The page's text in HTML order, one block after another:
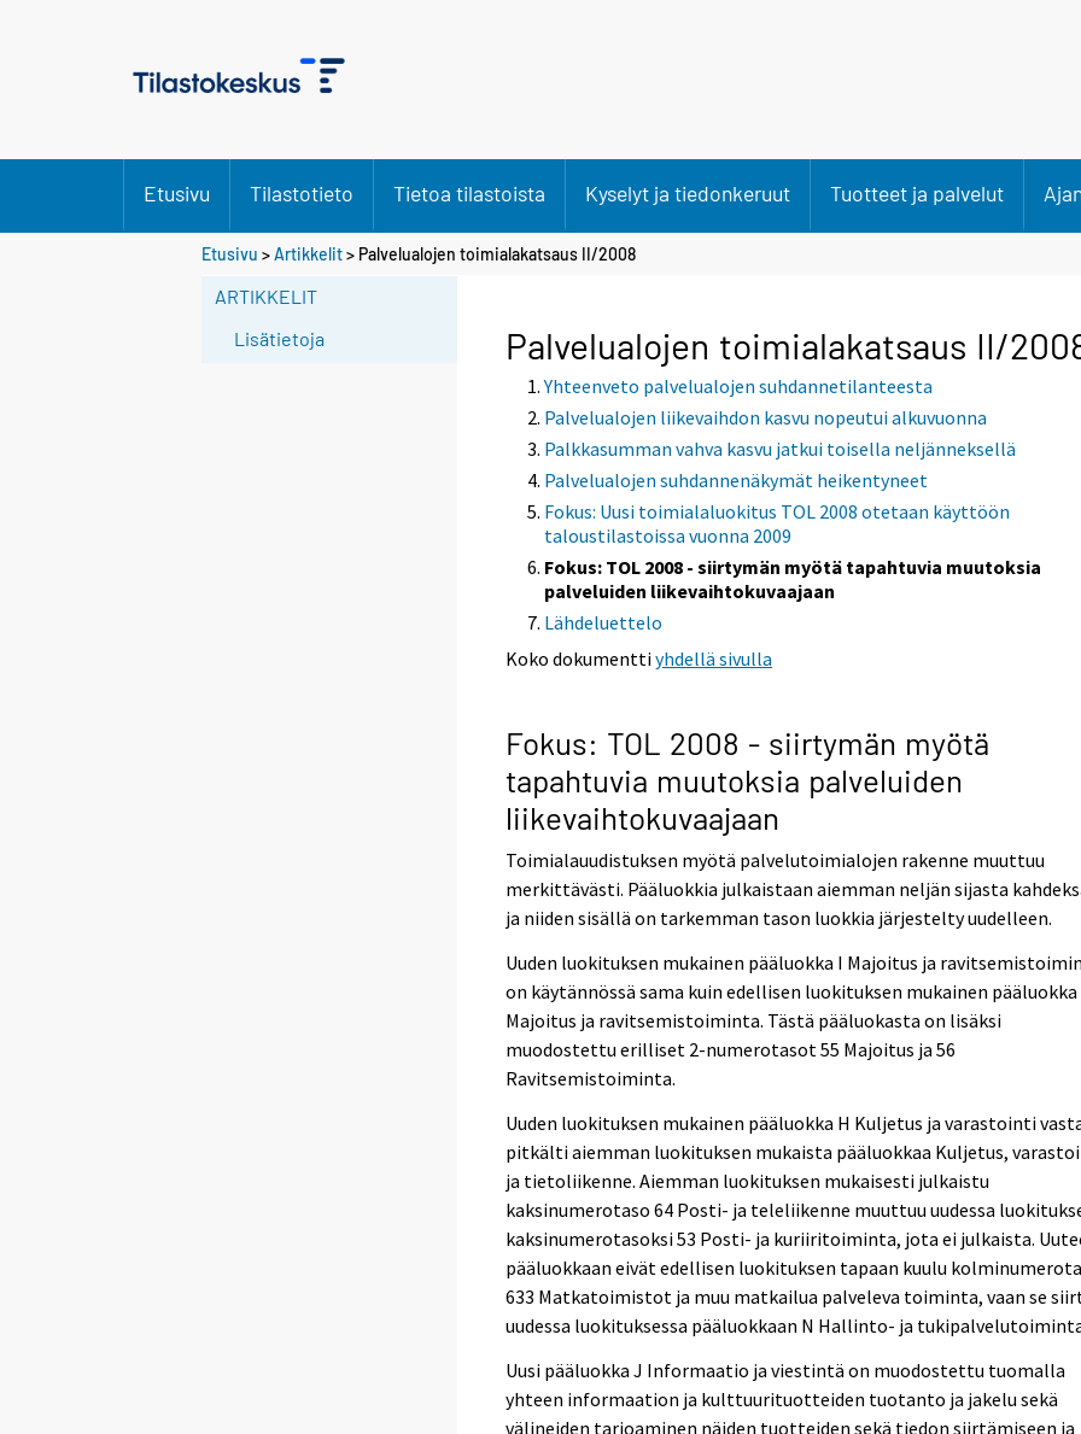
Etusivu Tilastotieto Tietoa tilastoista Kyselyt ja tiedonkeruut Tuotteet ja palvelut
Etusivu >Artikkelit> Palvelualojen toimialakatsaus II/2008
ARTIKKELIT
Lisätietoja
Palvelualojen toimialakatsaus II/
Yhteenveto palvelualojen suhdannetilanteesta
Palvelualojen liikevaihdon kasvu nopeutui alkuvuonna
Palkkasumman vahva kasvu jatkui toisella neljänneksellä
Palvelualojen suhdannenäkymät heikentyneet
Fokus: Uusi toimialaluokitus TOL 2008 otetaan käyttöön
taloustilastoissa vuonna 2009
Fokus: TOL 2008 - siirtymän myötä tapahtuvia muutoksia
palveluiden liikevaihtokuvaajaan
Lähdeluettelo
Koko dokumenttiyhdellä sivulla
Fokus: TOL 2008 - siirtymän myötä
tapahtuvia muutoksia palveluiden
liikevaihtokuvaajaan
Toimialauudistuksen myötä palvelutoimialojen rakenne muuttuu
merkittävästi. Pääluokkia julkaistaan aiemman neljän sijasta
ja niiden sisällä on tarkemman tason luokkia järjestelty uudelleen.
Uuden luokituksen mukainen pääluokka I Majoitus ja
on käytännössä sama kuin edellisen luokituksen mukainen pääluokka
Majoitus ja ravitsemistoiminta. Tästä pääluokasta on lisäksi
muodostettu erilliset 2-numerotasot 55 Majoitus ja 56
Ravitsemistoiminta.
Uuden luokituksen mukainen pääluokka H Kuljetus ja varastointi
pitkälti aiemman luokituksen mukaista pääluokkaa Kuljetus,
ja tietoliikenne. Aiemman luokituksen mukaisesti julkaistu
kaksinumerotaso 64 Posti- ja teleliikenne muuttuu uudessa
kaksinumerotasoksi 53 Posti- ja kuriiritoiminta, jota ei julkaista.
pääluokkaan eivät edellisen luokituksen tapaan kuulu
633 Matkatoimistot ja muu matkailua palveleva toiminta, vaan se
uudessa luokituksessa pääluokkaan N Hallinto- ja
Uusi pääluokka J Informaatio ja viestintä on muodostettu tuomalla
yhteen informaation ja kulttuurituotteiden tuotanto ja jakelu sekä
välineiden tarjoaminen näiden tuotteiden sekä tiedon siirtämiseen ja